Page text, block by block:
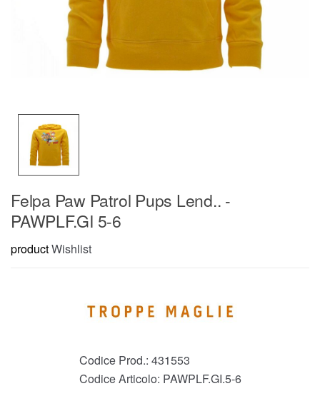
Felpa Paw Patrol Pups Lend.. -
PAWPLF.GI 5-6
productWishlist
Codice Prod.: 431553
Codice Articolo: PAWPLF.GI.5-6